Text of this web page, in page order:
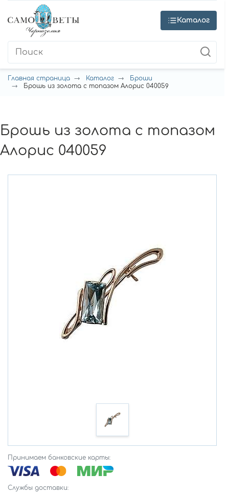
Каталог
Главная страница Каталог
Броши
Брошь из золота с топазом Алорис 040059
Брошь из золота с топазом
Алорис 040059
Принимаем банковские карты:
Службы доставки: